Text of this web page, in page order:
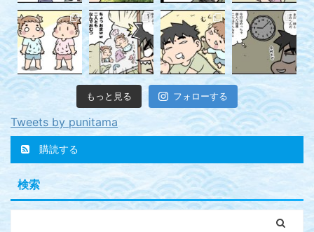
もっと見る フォローする
Tweets by punitama
購読する
検索